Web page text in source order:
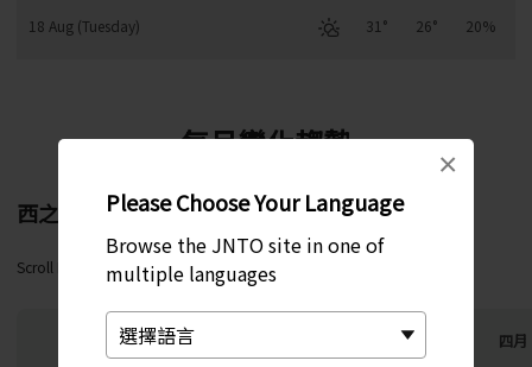
Please Choose Your Language
Browse the JNTO site in one of
multiple languages
×
18 Aug (Tuesday) 31° 26° 20%
每月變化趨勢
西之表
Scroll Right
四月